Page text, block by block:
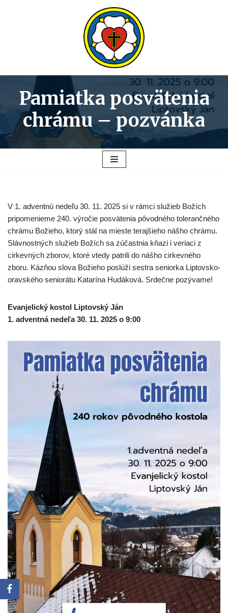
Pamiatka posvätenia
chrámu – pozvánka
V 1. adventnú nedeľu 30. 11. 2025 si v rámci služieb Božích
pripomenieme 240. výročie posvätenia pôvodného tolerančného
chrámu Božieho, ktorý stál na mieste terajšieho nášho chrámu.
Slávnostných služieb Božích sa zúčastnia kňazi i veriaci z
cirkevných zborov, ktoré vtedy patrili do nášho cirkevného
zboru. Kázňou slova Božieho poslúži sestra seniorka Liptovsko-
oravského seniorátu Katarína Hudáková. Srdečne pozývame!
Evanjelický kostol Liptovský Ján
1. adventná nedeľa 30. 11. 2025 o 9:00